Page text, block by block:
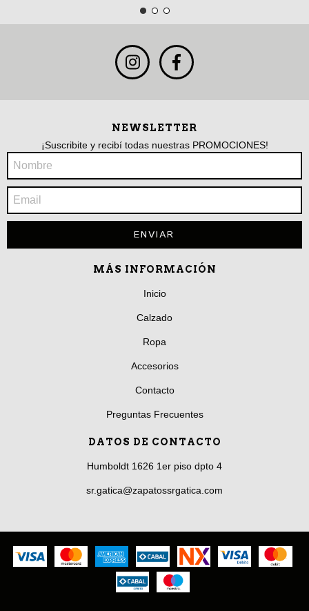
NEWSLETTER
¡Suscribite y recibí todas nuestras PROMOCIONES!
MÁS INFORMACIÓN
Inicio
Calzado
Ropa
Accesorios
Contacto
Preguntas Frecuentes
DATOS DE CONTACTO
Humboldt 1626 1er piso dpto 4
sr.gatica@zapatossrgatica.com